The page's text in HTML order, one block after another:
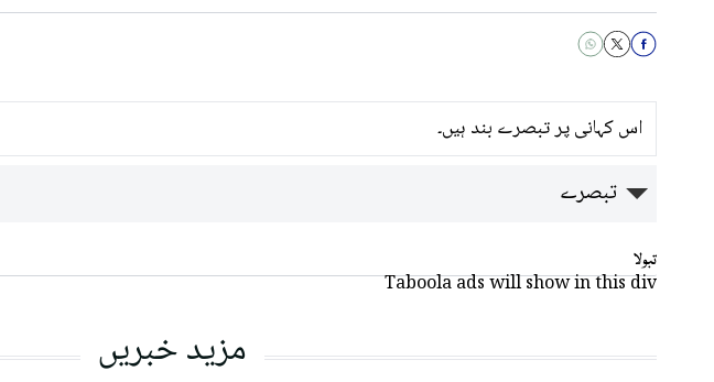
اس کہانی پر تبصرے بند ہیں۔
تبصرے
تبولا
Taboola ads will show in this div
مزید خبریں